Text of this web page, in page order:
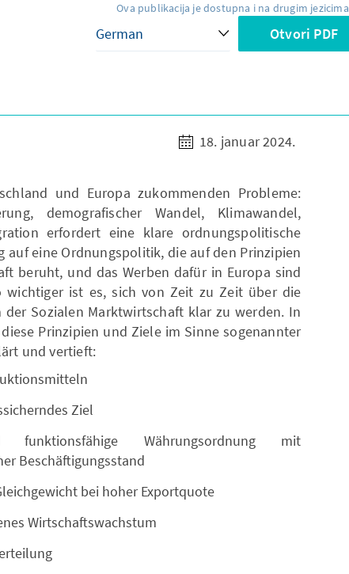
Ova publikacija je dostupna i na drugim jezicima
Otvori PDF
18. januar 2024.
und Europa zukommenden Probleme:
demografischer Wandel, Klimawandel,
erfordert eine klare ordnungspolitische
auf eine Ordnungspolitik, die auf den Prinzipien
beruht, und das Werben dafür in Europa sind
wichtiger ist es, sich von Zeit zu Zeit über die
der Sozialen Marktwirtschaft klar zu werden. In
Prinzipien und Ziele im Sinne sogenannter
und vertieft:
Ziel
Währungsordnung mit
Beschäftigungsstand
bei hoher Exportquote
Wirtschaftswachstum